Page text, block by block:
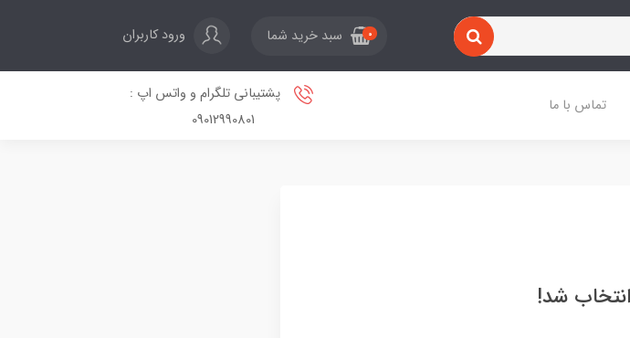
0 سبد خرید شما ورود کاربران
تماس با ما
پشتیبانی تلگرام و واتس اپ :
09012990801